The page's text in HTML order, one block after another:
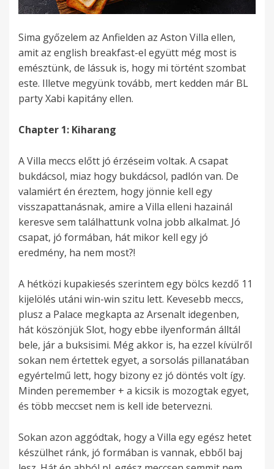
Sima győzelem az Anfielden az Aston Villa ellen,
amit az english breakfast-el együtt még most is
emésztünk, de lássuk is, hogy mi történt szombat
este. Illetve megyünk tovább, mert kedden már BL
party Xabi kapitány ellen.
Chapter 1: Kiharang
A Villa meccs előtt jó érzéseim voltak. A csapat
bukdácsol, miaz hogy bukdácsol, padlón van. De
valamiért én éreztem, hogy jönnie kell egy
visszapattanásnak, amire a Villa elleni hazainál
keresve sem találhattunk volna jobb alkalmat. Jó
csapat, jó formában, hát mikor kell egy jó
eredmény, ha nem most?!
A hétközi kupakiesés szerintem egy bölcs kezdő 11
kijelölés utáni win-win szitu lett. Kevesebb meccs,
plusz a Palace megkapta az Arsenalt idegenben,
hát köszönjük Slot, hogy ebbe ilyenformán álltál
bele, jár a buksisimi. Még akkor is, ha ezzel kívülről
sokan nem értettek egyet, a sorsolás pillanatában
egyértelmű lett, hogy bizony ez jó döntés volt így.
Minden peremember + a kicsik is mozogtak egyet,
és több meccset nem is kell ide betervezni.
Sokan azon aggódtak, hogy a Villa egy egész hetet
készülhet ránk, jó formában is vannak, ebből baj